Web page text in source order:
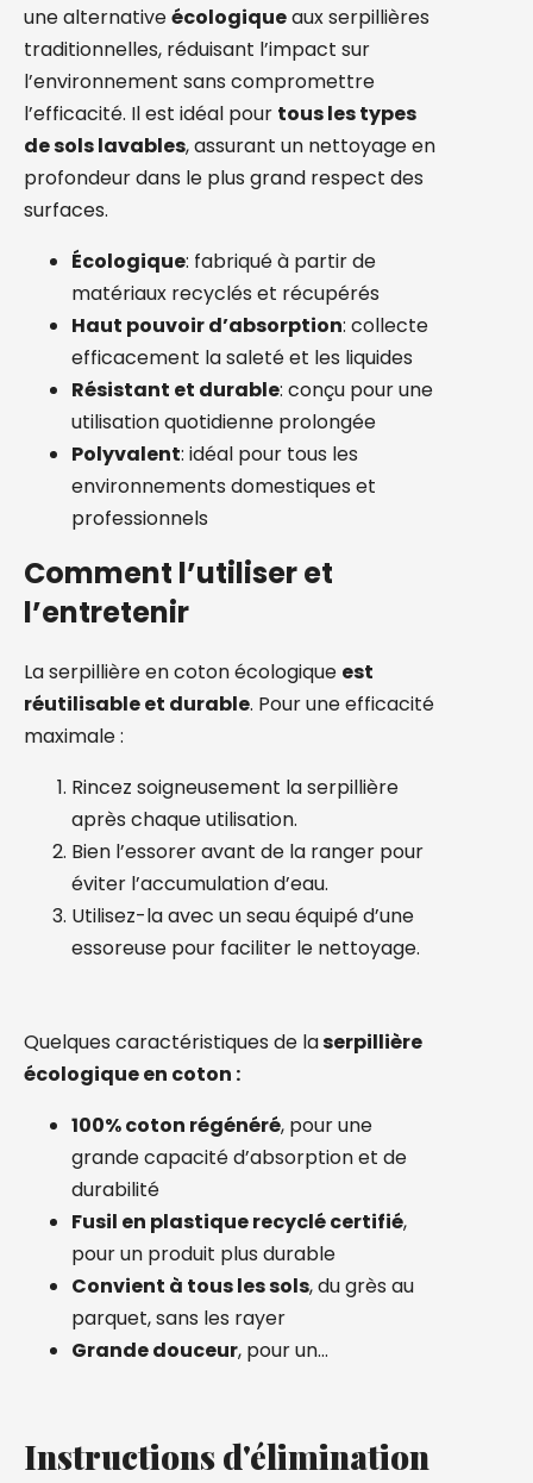
une alternativeécologiqueaux serpillières
traditionnelles, réduisant l’impact sur
l’environnement sans compromettre
l’efficacité. Il est idéal pour tous les types
de sols lavables, assurant un nettoyage en
profondeur dans le plus grand respect des
surfaces.
Écologique: fabriqué à partir de
matériaux recyclés et récupérés
Haut pouvoir d’absorption: collecte
efficacement la saleté et les liquides
Résistant et durable: conçu pour une
utilisation quotidienne prolongée
Polyvalent: idéal pour tous les
environnements domestiques et
professionnels
Comment l’utiliser et
l’entretenir
La serpillière en coton écologique est
réutilisable et durable. Pour une efficacité
maximale :
Rincez soigneusement la serpillière
après chaque utilisation.
Bien l’essorer avant de la ranger pour
éviter l’accumulation d’eau.
Utilisez-la avec un seau équipé d’une
essoreuse pour faciliter le nettoyage.
Quelques caractéristiques de laserpillière
écologique en coton :
100% coton régénéré, pour une
grande capacité d’absorption et de
durabilité
Fusil en plastique recyclé certifié,
pour un produit plus durable
Convient à tous les sols, du grès au
parquet, sans les rayer
Grande douceur, pour un…
Instructions d'élimination